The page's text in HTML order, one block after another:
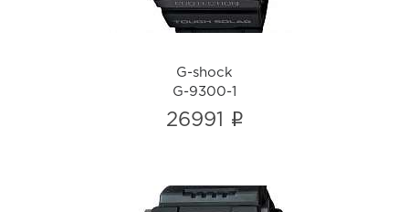
G-shock
G-9300-1
26991 i